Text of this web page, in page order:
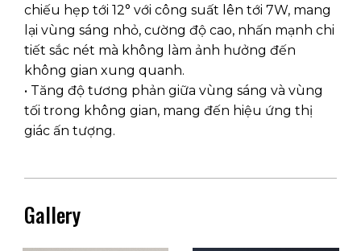
chiếu hẹp tới 12° với công suất lên tới 7W, mang
lại vùng sáng nhỏ, cường độ cao, nhấn mạnh chi
tiết sắc nét mà không làm ảnh hưởng đến
không gian xung quanh.
• Tăng độ tương phản giữa vùng sáng và vùng
tối trong không gian, mang đến hiệu ứng thị
giác ấn tượng.
Gallery